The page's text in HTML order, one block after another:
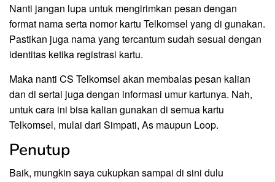
Nanti jangan lupa untuk mengirimkan pesan dengan
format nama serta nomor kartu Telkomsel yang di gunakan.
Pastikan juga nama yang tercantum sudah sesuai dengan
identitas ketika registrasi kartu.
Maka nanti CS Telkomsel akan membalas pesan kalian
dan di sertai juga dengan informasi umur kartunya. Nah,
untuk cara ini bisa kalian gunakan di semua kartu
Telkomsel, mulai dari Simpati, As maupun Loop.
Penutup
Baik, mungkin saya cukupkan sampai di sini dulu